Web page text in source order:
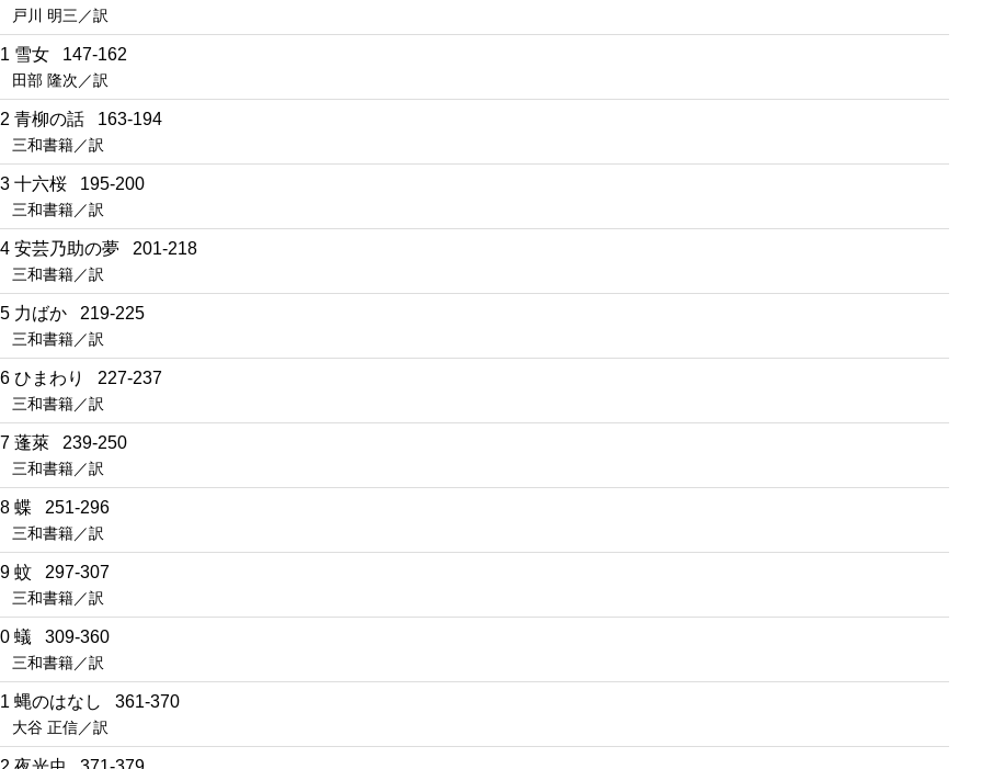
戸川 明三／訳
雪女 147-162
田部 隆次／訳
青柳の話 163-194
三和書籍／訳
十六桜 195-200
三和書籍／訳
安芸乃助の夢 201-218
三和書籍／訳
力ばか 219-225
三和書籍／訳
ひまわり 227-237
三和書籍／訳
蓬萊 239-250
三和書籍／訳
蝶 251-296
三和書籍／訳
蚊 297-307
三和書籍／訳
蟻 309-360
三和書籍／訳
蝿のはなし 361-370
大谷 正信／訳